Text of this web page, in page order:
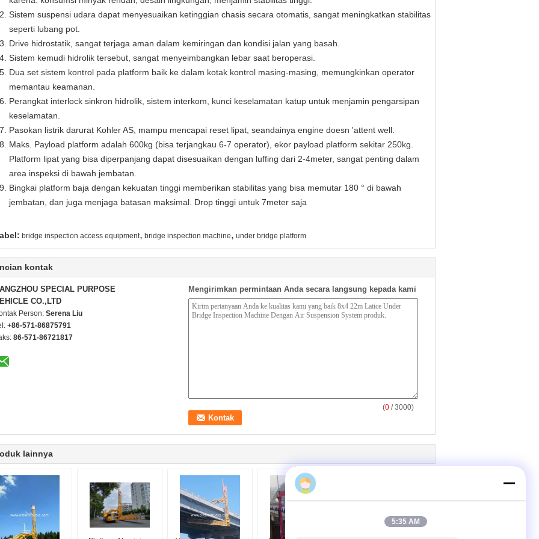
Sistem suspensi udara dapat menyesuaikan ketinggian chasis secara otomatis, sangat meningkatkan stabilitas
seperti lubang pot.
Drive hidrostatik, sangat terjaga aman dalam kemiringan dan kondisi jalan yang basah.
Sistem kemudi hidrolik tersebut, sangat menyeimbangkan lebar saat beroperasi.
Dua set sistem kontrol pada platform baik ke dalam kotak kontrol masing-masing, memungkinkan operator
memantau keamanan.
Perangkat interlock sinkron hidrolik, sistem interkom, kunci keselamatan katup untuk menjamin pengarsipan
keselamatan.
Pasokan listrik darurat Kohler AS, mampu mencapai reset lipat, seandainya engine doesn 'attent well.
Maks. Payload platform adalah 600kg (bisa terjangkau 6-7 operator), ekor payload platform sekitar 250kg.
Platform lipat yang bisa diperpanjang dapat disesuaikan dengan luffing dari 2-4meter, sangat penting dalam
area inspeksi di bawah jembatan.
Bingkai platform baja dengan kekuatan tinggi memberikan stabilitas yang bisa memutar 180 ° di bawah
jembatan, dan juga menjaga batasan maksimal. Drop tinggi untuk 7meter saja
bridge inspection access equipment, bridge inspection machine, under bridge platform
kontak
SPECIAL PURPOSE
CO.,LTD
Person: Serena Liu
+86-571-86875791
86-571-86721817
Mengirimkan permintaan Anda secara langsung kepada kami
(0 / 3000)
lainnya
5:35 AM